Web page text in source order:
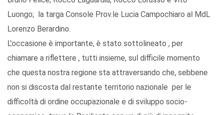
Luongo; la targa Console Prov.le Lucia Campochiaro al MdL
Lorenzo Berardino.
L'occasione è importante, è stato sottolineato , per
chiamare a riflettere , tutti insieme, sul difficile momento
che questa nostra regione sta attraversando che, sebbene
non si discosta dal restante territorio nazionale per le
difficoltà di ordine occupazionale e di sviluppo socio-